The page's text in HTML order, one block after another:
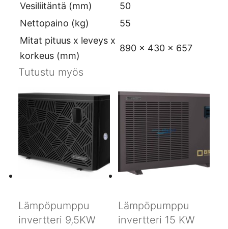
Vesiliitäntä (mm)
50
Nettopaino (kg)
55
Mitat pituus x leveys x
korkeus (mm)
890 x 430 x 657
Tutustu myös
Lämpöpumppu
invertteri 9,5KW
Lämpöpumppu
invertteri 15 KW